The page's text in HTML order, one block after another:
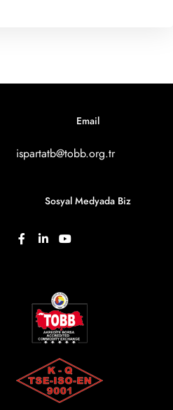
Email
ispartatb@tobb.org.tr
Sosyal Medyada Biz